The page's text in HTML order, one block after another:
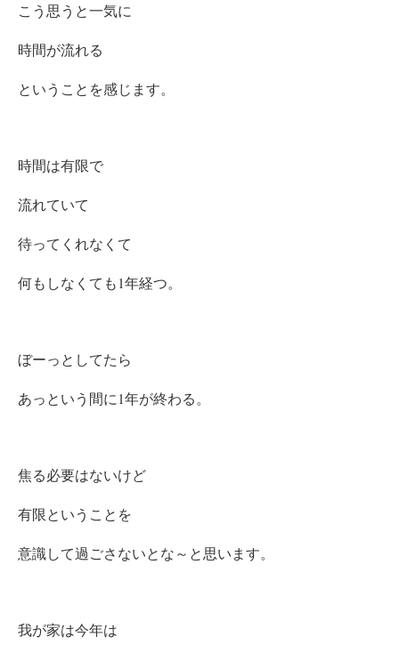
こう思うと一気に
時間が流れる
ということを感じます。
時間は有限で
流れていて
待ってくれなくて
何もしなくても1年経つ。
ぼーっとしてたら
あっという間に1年が終わる。
焦る必要はないけど
有限ということを
意識して過ごさないとな～と思います。
我が家は今年は